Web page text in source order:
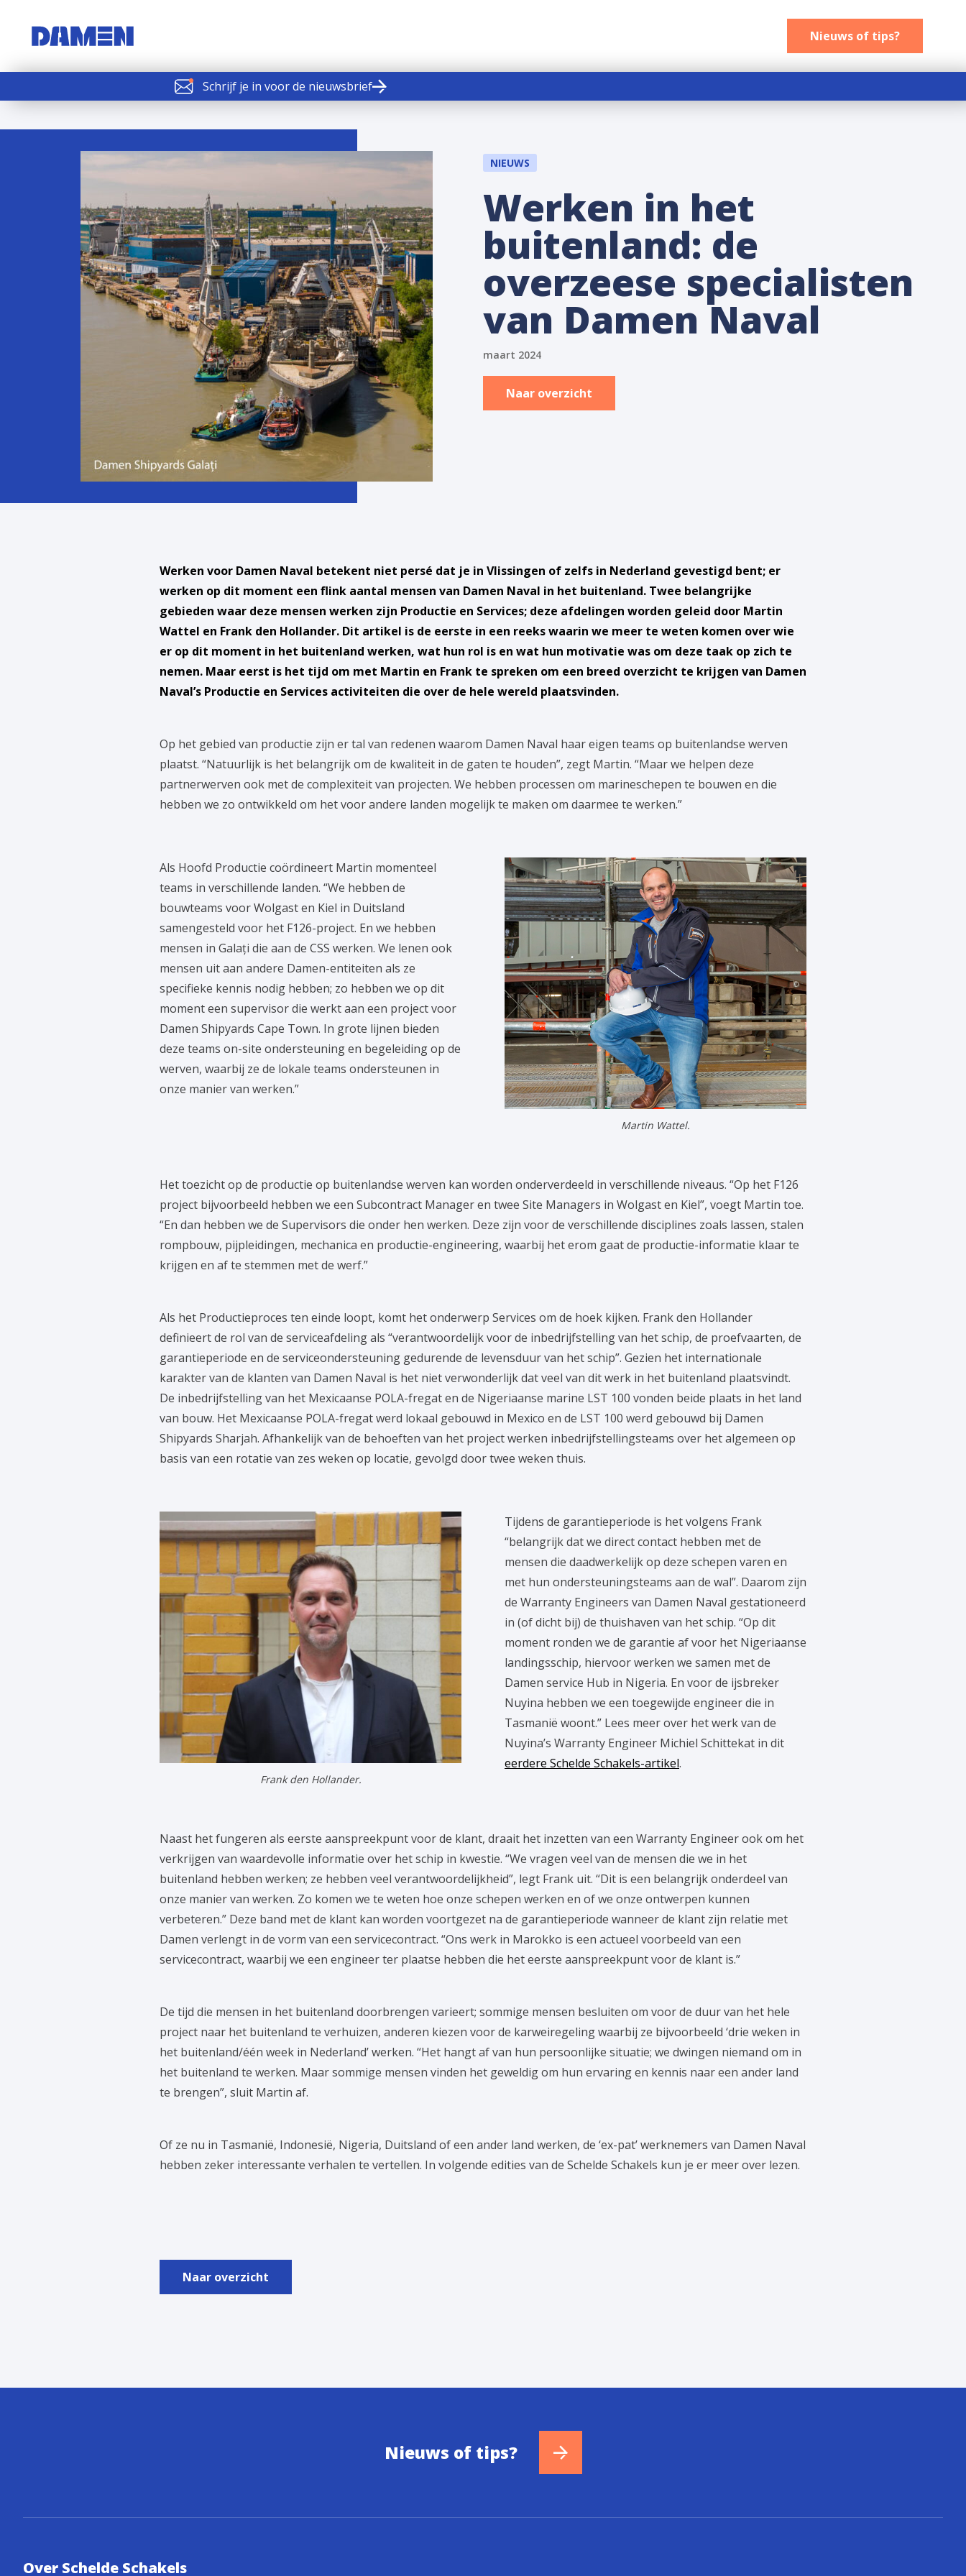
Nieuws of tips?
Schrijf je in voor de nieuwsbrief
Nieuws of tips
NIEUWS
Werken in het
buitenland: de
overzeese specialisten
van Damen Naval
maart 2024
Naar overzicht
Werken voor Damen Naval betekent niet persé dat je in Vlissingen of zelfs in Nederland gevestigd bent; er
werken op dit moment een flink aantal mensen van Damen Naval in het buitenland. Twee belangrijke
gebieden waar deze mensen werken zijn Productie en Services; deze afdelingen worden geleid door Martin
Wattel en Frank den Hollander. Dit artikel is de eerste in een reeks waarin we meer te weten komen over wie
er op dit moment in het buitenland werken, wat hun rol is en wat hun motivatie was om deze taak op zich te
nemen. Maar eerst is het tijd om met Martin en Frank te spreken om een breed overzicht te krijgen van Damen
Naval’s Productie en Services activiteiten die over de hele wereld plaatsvinden.
Op het gebied van productie zijn er tal van redenen waarom Damen Naval haar eigen teams op buitenlandse werven
plaatst. “Natuurlijk is het belangrijk om de kwaliteit in de gaten te houden”, zegt Martin. “Maar we helpen deze
partnerwerven ook met de complexiteit van projecten. We hebben processen om marineschepen te bouwen en die
hebben we zo ontwikkeld om het voor andere landen mogelijk te maken om daarmee te werken.”
Martin Wattel.
Als Hoofd Productie coördineert Martin momenteel
teams in verschillende landen. “We hebben de
bouwteams voor Wolgast en Kiel in Duitsland
samengesteld voor het F126-project. En we hebben
mensen in Galați die aan de CSS werken. We lenen ook
mensen uit aan andere Damen-entiteiten als ze
specifieke kennis nodig hebben; zo hebben we op dit
moment een supervisor die werkt aan een project voor
Damen Shipyards Cape Town. In grote lijnen bieden
deze teams on-site ondersteuning en begeleiding op de
werven, waarbij ze de lokale teams ondersteunen in
onze manier van werken.”
Het toezicht op de productie op buitenlandse werven kan worden onderverdeeld in verschillende niveaus. “Op het F126
project bijvoorbeeld hebben we een Subcontract Manager en twee Site Managers in Wolgast en Kiel”, voegt Martin toe.
“En dan hebben we de Supervisors die onder hen werken. Deze zijn voor de verschillende disciplines zoals lassen, stalen
rompbouw, pijpleidingen, mechanica en productie-engineering, waarbij het erom gaat de productie-informatie klaar te
krijgen en af te stemmen met de werf.”
Als het Productieproces ten einde loopt, komt het onderwerp Services om de hoek kijken. Frank den Hollander
definieert de rol van de serviceafdeling als “verantwoordelijk voor de inbedrijfstelling van het schip, de proefvaarten, de
garantieperiode en de serviceondersteuning gedurende de levensduur van het schip”. Gezien het internationale
karakter van de klanten van Damen Naval is het niet verwonderlijk dat veel van dit werk in het buitenland plaatsvindt.
De inbedrijfstelling van het Mexicaanse POLA-fregat en de Nigeriaanse marine LST 100 vonden beide plaats in het land
van bouw. Het Mexicaanse POLA-fregat werd lokaal gebouwd in Mexico en de LST 100 werd gebouwd bij Damen
Shipyards Sharjah. Afhankelijk van de behoeften van het project werken inbedrijfstellingsteams over het algemeen op
basis van een rotatie van zes weken op locatie, gevolgd door twee weken thuis.
Frank den Hollander.
Tijdens de garantieperiode is het volgens Frank
“belangrijk dat we direct contact hebben met de
mensen die daadwerkelijk op deze schepen varen en
met hun ondersteuningsteams aan de wal”. Daarom zijn
de Warranty Engineers van Damen Naval gestationeerd
in (of dicht bij) de thuishaven van het schip. “Op dit
moment ronden we de garantie af voor het Nigeriaanse
landingsschip, hiervoor werken we samen met de
Damen service Hub in Nigeria. En voor de ijsbreker
Nuyina hebben we een toegewijde engineer die in
Tasmanië woont.” Lees meer over het werk van de
Nuyina’s Warranty Engineer Michiel Schittekat in dit
eerdere Schelde Schakels-artikel.
Naast het fungeren als eerste aanspreekpunt voor de klant, draait het inzetten van een Warranty Engineer ook om het
verkrijgen van waardevolle informatie over het schip in kwestie. “We vragen veel van de mensen die we in het
buitenland hebben werken; ze hebben veel verantwoordelijkheid”, legt Frank uit. “Dit is een belangrijk onderdeel van
onze manier van werken. Zo komen we te weten hoe onze schepen werken en of we onze ontwerpen kunnen
verbeteren.” Deze band met de klant kan worden voortgezet na de garantieperiode wanneer de klant zijn relatie met
Damen verlengt in de vorm van een servicecontract. “Ons werk in Marokko is een actueel voorbeeld van een
servicecontract, waarbij we een engineer ter plaatse hebben die het eerste aanspreekpunt voor de klant is.”
De tijd die mensen in het buitenland doorbrengen varieert; sommige mensen besluiten om voor de duur van het hele
project naar het buitenland te verhuizen, anderen kiezen voor de karweiregeling waarbij ze bijvoorbeeld ‘drie weken in
het buitenland/één week in Nederland’ werken. “Het hangt af van hun persoonlijke situatie; we dwingen niemand om in
het buitenland te werken. Maar sommige mensen vinden het geweldig om hun ervaring en kennis naar een ander land
te brengen”, sluit Martin af.
Of ze nu in Tasmanië, Indonesië, Nigeria, Duitsland of een ander land werken, de ‘ex-pat’ werknemers van Damen Naval
hebben zeker interessante verhalen te vertellen. In volgende edities van de Schelde Schakels kun je er meer over lezen.
Naar overzicht
Nieuws of tips?
Over Schelde Schakels